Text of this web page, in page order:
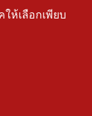
ห้เลือกเพียบ